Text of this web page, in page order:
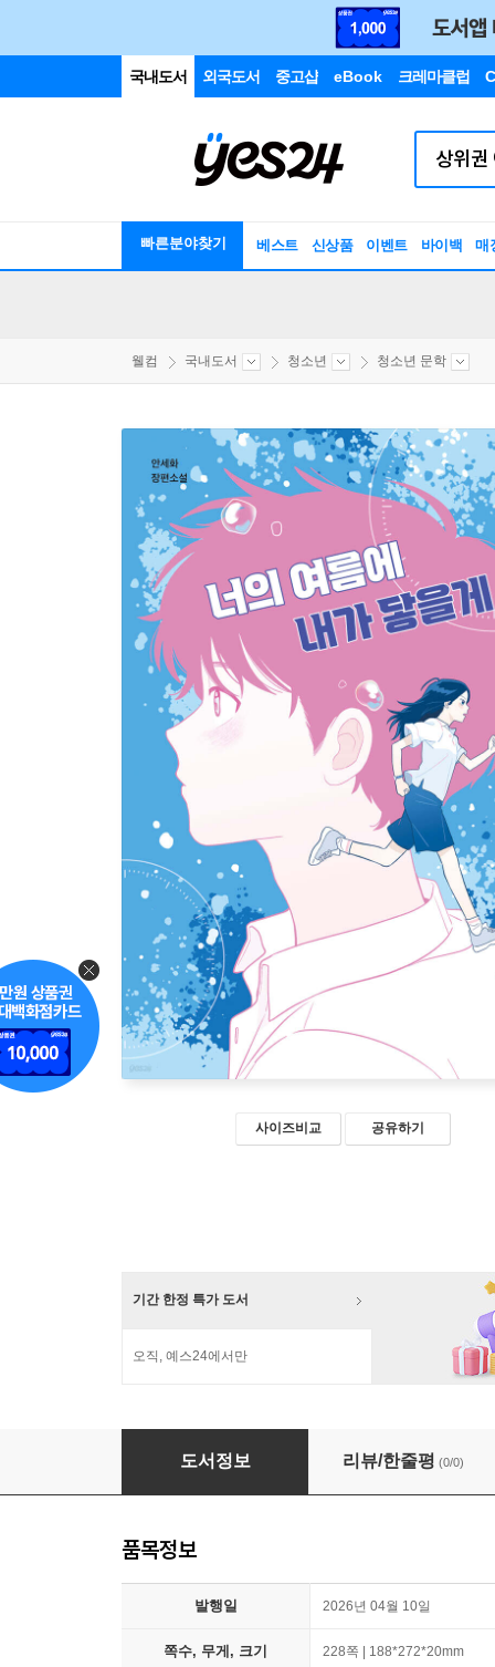
국내도서 외국도서 중고샵 eBook 크레마클럽
빠른분야찾기 베스트 신상품 이벤트 바이백 매
웰컴 국내도서 청소년 청소년 문학
사이즈비교 공유하기
기간 한정 특가 도서
오직, 예스24에서만
너의 여름에 내가 닿을게 (큰글자도서)
도서정보 리뷰/한줄평 (0/0)
품목정보
발행일 2026년 04월 10일
쪽수, 무게, 크기 228쪽 | 188*272*20mm